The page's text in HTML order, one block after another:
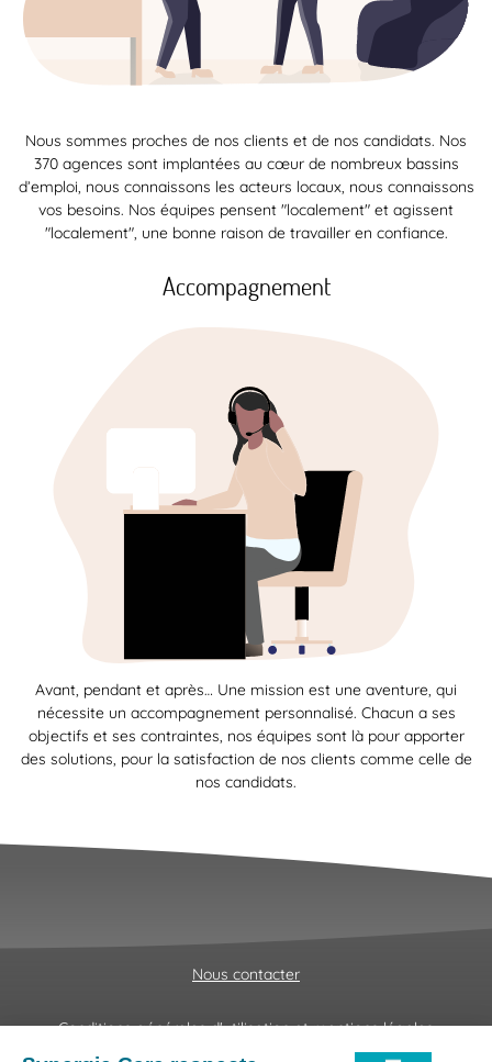
Nous sommes proches de nos clients et de nos candidats. Nos
370 agences sont implantées au cœur de nombreux bassins
d’emploi, nous connaissons les acteurs locaux, nous connaissons
vos besoins. Nos équipes pensent "localement" et agissent
"localement", une bonne raison de travailler en confiance.
Accompagnement
Avant, pendant et après… Une mission est une aventure, qui
nécessite un accompagnement personnalisé. Chacun a ses
objectifs et ses contraintes, nos équipes sont là pour apporter
des solutions, pour la satisfaction de nos clients comme celle de
nos candidats.
Nous contacter
Conditions générales d'utilisation et mentions légales